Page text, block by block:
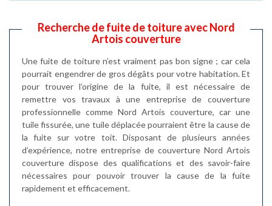
Recherche de fuite de toiture avec Nord
Artois couverture
Une fuite de toiture n’est vraiment pas bon signe ; car cela
pourrait engendrer de gros dégâts pour votre habitation. Et
pour trouver l’origine de la fuite, il est nécessaire de
remettre vos travaux à une entreprise de couverture
professionnelle comme Nord Artois couverture, car une
tuile fissurée, une tuile déplacée pourraient être la cause de
la fuite sur votre toit. Disposant de plusieurs années
d’expérience, notre entreprise de couverture Nord Artois
couverture dispose des qualifications et des savoir-faire
nécessaires pour pouvoir trouver la cause de la fuite
rapidement et efficacement.